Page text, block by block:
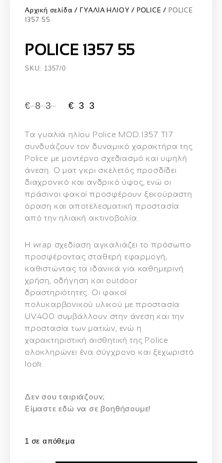
Αρχική σελίδα ΓΥΑΛΙΑ ΗΛΙΟΥ POLICE
POLICE
1357 55
POLICE 1357 55
SKU: 1357/0
€83 € 33
Τα γυαλιά ηλίου Police MOD.1357 T17
συνδυάζουν τον δυναμικό χαρακτήρα της
Police με μοντέρνο σχεδιασμό και υψηλή
άνεση. Ο ματ γκρι σκελετός προσδίδει
διαχρονικό και ανδρικό ύφος, ενώ οι
πράσινοι φακοί προσφέρουν ξεκούραστη
όραση και αποτελεσματική προστασία
από την ηλιακή ακτινοβολία.
Η wrap σχεδίαση αγκαλιάζει το πρόσωπο
προσφέροντας σταθερή εφαρμογή,
καθιστώντας τα ιδανικά για καθημερινή
χρήση, οδήγηση και outdoor
δραστηριότητες. Οι φακοί
πολυκαρβονικού υλικού με προστασία
UV400 συμβάλλουν στην άνεση και την
προστασία των ματιών, ενώ η
χαρακτηριστική αισθητική της Police
ολοκληρώνει ένα σύγχρονο και ξεχωριστό
look.
Δεν σου ταιριάζουν;
Eίμαστε εδώ να σε βοηθήσουμε!
1 σε απόθεμα